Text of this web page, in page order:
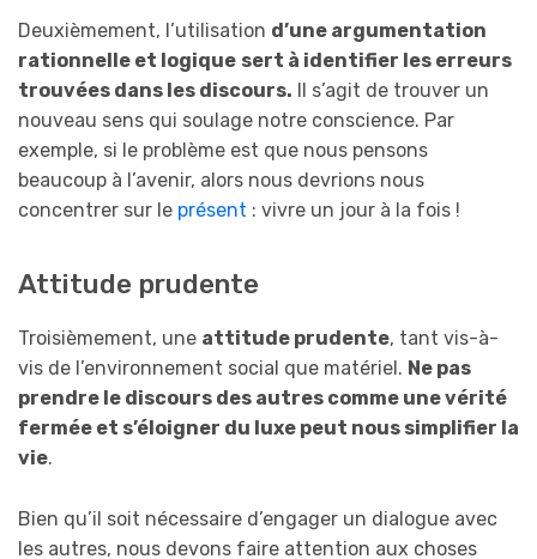
Deuxièmement, l’utilisation d’une argumentation
rationnelle et logique sert à identifier les erreurs
trouvées dans les discours. Il s’agit de trouver un
nouveau sens qui soulage notre conscience. Par
exemple, si le problème est que nous pensons
beaucoup à l’avenir, alors nous devrions nous
concentrer sur le présent : vivre un jour à la fois !
Attitude prudente
Troisièmement, une attitude prudente, tant vis-à-
vis de l’environnement social que matériel. Ne pas
prendre le discours des autres comme une vérité
fermée et s’éloigner du luxe peut nous simplifier la
vie.
Bien qu’il soit nécessaire d’engager un dialogue avec
les autres, nous devons faire attention aux choses